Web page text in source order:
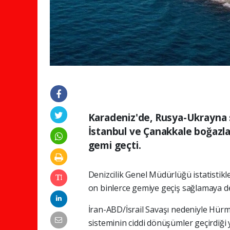
Karadeniz'de, Rusya-Ukrayna
İstanbul ve Çanakkale
gemi geçti.
Denizcilik Genel Müdürlüğü
on binlerce gemiye geçiş sağlamaya
İran-ABD/İsrail Savaşı nedeniyle
sisteminin ciddi dönüşümler geçirdiği